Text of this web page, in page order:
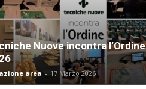
Nuove incontra l’Ordine
area - 17 Marzo 2026